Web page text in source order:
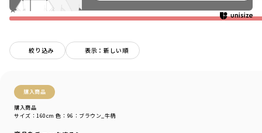
★
絞り込み 表示：新しい順
購入商品
購入商品
サイズ：160cm 色：96：ブラウン_牛柄